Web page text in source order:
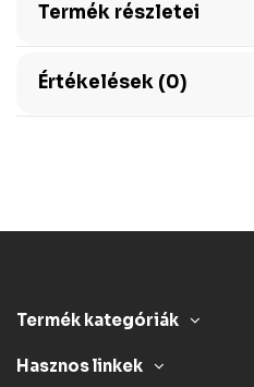
Termék részletei
Értékelések (0)
Termék kategóriák
Hasznos linkek